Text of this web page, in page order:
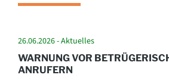
26.06.2026 - Aktuelles
WARNUNG VOR
ANRUFERN